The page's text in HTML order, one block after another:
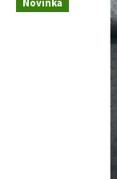
Novinka